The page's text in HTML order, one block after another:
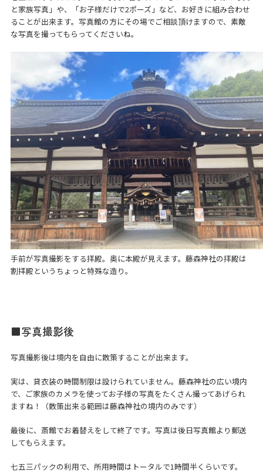
と家族写真」や、「お子様だけで2ポーズ」など、お好きに組み合わせ
ることが出来ます。写真館の方にその場でご相談頂けますので、素敵
な写真を撮ってもらってくださいね。
手前が写真撮影をする拝殿。奥に本殿が見えます。藤森神社の拝殿は
割拝殿というちょっと特殊な造り。
■写真撮影後
写真撮影後は境内を自由に散策することが出来ます。
実は、貸衣装の時間制限は設けられていません。藤森神社の広い境内
で、ご家族のカメラを使ってお子様の写真をたくさん撮ってあげられ
ますね！（散策出来る範囲は藤森神社の境内のみです）
最後に、斎館でお着替えをして終了です。写真は後日写真館より郵送
してもらえます。
七五三パックの利用で、所用時間はトータルで1時間半くらいです。